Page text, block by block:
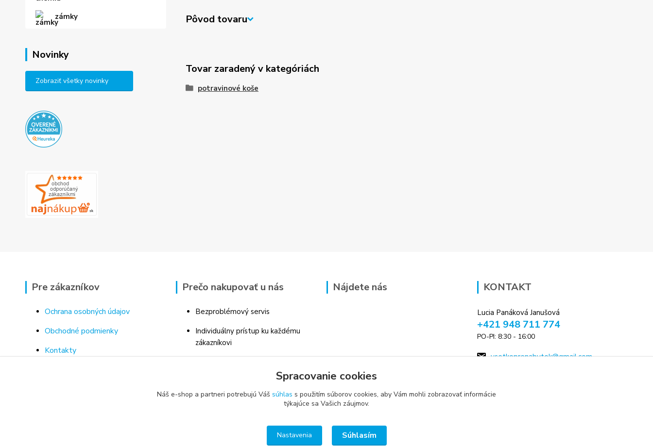
zámky
Novinky
Zobraziť všetky novinky
Pôvod tovaru
Tovar zaradený v kategóriách
potravinové koše
Pre zákazníkov
Ochrana osobných údajov
Obchodné podmienky
Kontakty
Prečo nakupovať u nás
Bezproblémový servis
Individuálny prístup ku každému
zákazníkovi
poradenstvo
Nájdete nás KONTAKT
Lucia Panáková Janušová
+421 948 711 774
PO-PI: 8:30 - 16:00
vsetkoprenabytok@gmail.com
Spracovanie cookies
Náš e-shop a partneri potrebujú Váš súhlas s použitím súborov cookies, aby Vám mohli zobrazovať informácie
týkajúce sa Vašich záujmov.
Nastavenia Súhlasím